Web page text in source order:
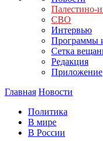
Палестино-
СВО
Интервью
Программы
Сетка
Редакция
Приложение
Главная Новости
Политика
В мире
В России